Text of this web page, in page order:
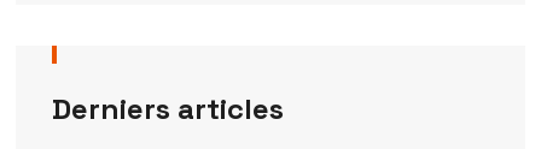
Derniers articles